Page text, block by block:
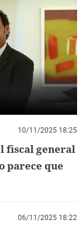
10/11/2025 18:25
fiscal general
parece que
06/11/2025 18:22